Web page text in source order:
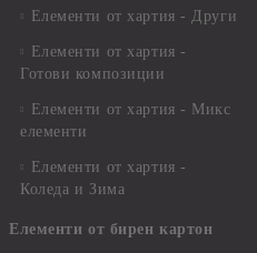
Елементи от хартия - Други
Елементи от хартия -
Готови композиции
Елементи от хартия - Микс
елементи
Елементи от хартия -
Коледа и Зима
Елементи от бирен картон